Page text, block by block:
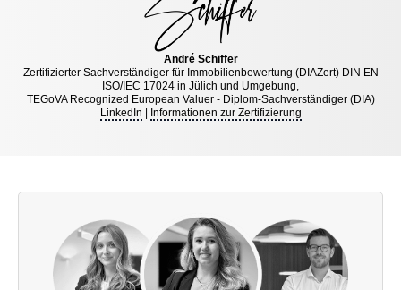
André Schiffer
Zertifizierter Sachverständiger für Immobilienbewertung (DIAZert) DIN EN
ISO/IEC 17024 in Jülich und Umgebung,
TEGoVA Recognized European Valuer - Diplom-Sachverständiger (DIA)
LinkedIn
Informationen zur Zertifizierung